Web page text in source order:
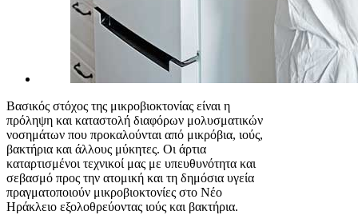
Βασικός στόχος της μικροβιοκτονίας είναι η
πρόληψη και καταστολή διαφόρων μολυσματικών
νοσημάτων που προκαλούνται από μικρόβια, ιούς,
βακτήρια και άλλους μύκητες. Οι άρτια
καταρτισμένοι τεχνικοί μας με υπευθυνότητα και
σεβασμό προς την ατομική και τη δημόσια υγεία
πραγματοποιούν μικροβιοκτονίες στο Νέο
Ηράκλειο εξολοθρεύοντας ιούς και βακτήρια.